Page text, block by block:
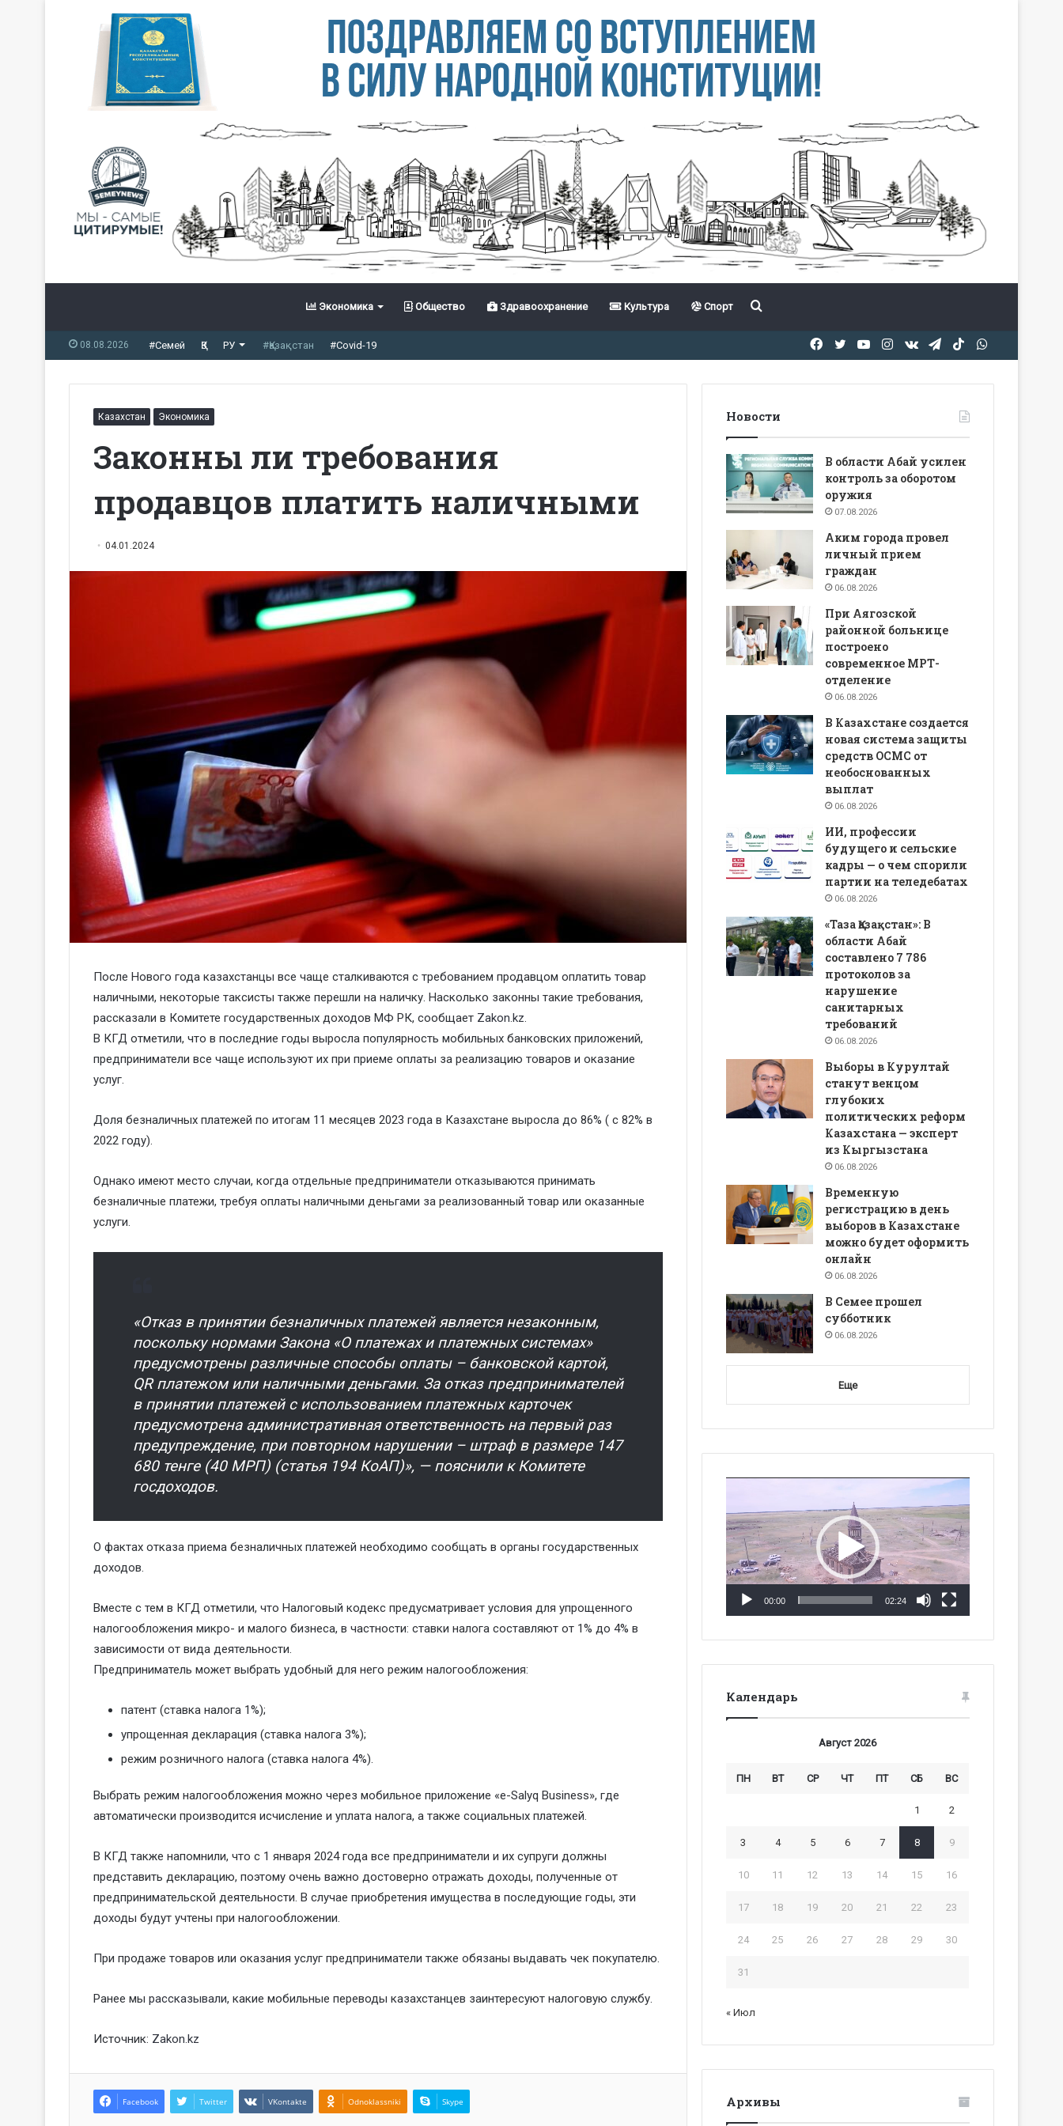
Экономика Общество Здравоохранение Культура Спорт Іздеу
08.08.2026 #Семей ҚЗ РУ #Қазақстан #Covid-19 TikTok
Telegram
vk.com
Instagram
YouTube
Twitter
Facebook
Казахстан Экономика
Законны ли требования
продавцов платить наличными
04.01.2024
После Нового года казахстанцы все чаще сталкиваются с требованием продавцом оплатить товар
наличными, некоторые таксисты также перешли на наличку. Насколько законны такие требования,
рассказали в Комитете государственных доходов МФ РК, сообщает Zakon.kz.
В КГД отметили, что в последние годы выросла популярность мобильных банковских приложений,
предприниматели все чаще используют их при приеме оплаты за реализацию товаров и оказание
услуг.
Доля безналичных платежей по итогам 11 месяцев 2023 года в Казахстане выросла до 86% ( с 82% в
2022 году).
Однако имеют место случаи, когда отдельные предприниматели отказываются принимать
безналичные платежи, требуя оплаты наличными деньгами за реализованный товар или оказанные
услуги.
«Отказ в принятии безналичных платежей является незаконным,
поскольку нормами Закона «О платежах и платежных системах»
предусмотрены различные способы оплаты – банковской картой,
QR платежом или наличными деньгами. За отказ предпринимателей
в принятии платежей с использованием платежных карточек
предусмотрена административная ответственность на первый раз
предупреждение, при повторном нарушении – штраф в размере 147
680 тенге (40 МРП) (статья 194 КоАП)», — пояснили к Комитете
госдоходов.
О фактах отказа приема безналичных платежей необходимо сообщать в органы государственных
доходов.
Вместе с тем в КГД отметили, что Налоговый кодекс предусматривает условия для упрощенного
налогообложения микро- и малого бизнеса, в частности: ставки налога составляют от 1% до 4% в
зависимости от вида деятельности.
Предприниматель может выбрать удобный для него режим налогообложения:
патент (ставка налога 1%);
упрощенная декларация (ставка налога 3%);
режим розничного налога (ставка налога 4%).
Выбрать режим налогообложения можно через мобильное приложение «е-Salyq Business», где
автоматически производится исчисление и уплата налога, а также социальных платежей.
В КГД также напомнили, что с 1 января 2024 года все предприниматели и их супруги должны
представить декларацию, поэтому очень важно достоверно отражать доходы, полученные от
предпринимательской деятельности. В случае приобретения имущества в последующие годы, эти
доходы будут учтены при налогообложении.
При продаже товаров или оказания услуг предприниматели также обязаны выдавать чек покупателю.
Ранее мы рассказывали, какие мобильные переводы казахстанцев заинтересуют налоговую службу.
Источник: Zakon.kz
Facebook Twitter VKontakte Odnoklassniki Skype
Новости
В области Абай усилен
контроль за оборотом
оружия
07.08.2026
Аким города провел
личный прием
граждан
06.08.2026
При Аягозской
районной больнице
построено
современное МРТ-
отделение
06.08.2026
В Казахстане создается
новая система защиты
средств ОСМС от
необоснованных
выплат
06.08.2026
ИИ, профессии
будущего и сельские
кадры — о чем спорили
партии на теледебатах
06.08.2026
«Таза Қазақстан»: В
области Абай
составлено 7 786
протоколов за
нарушение
санитарных
требований
06.08.2026
Выборы в Курултай
станут венцом
глубоких
политических реформ
Казахстана — эксперт
из Кыргызстана
06.08.2026
Временную
регистрацию в день
выборов в Казахстане
можно будет оформить
онлайн
06.08.2026
В Семее прошел
субботник
06.08.2026
Еще
00:00 02:24
Календарь
Август 2026
ПН ВТ СР ЧТ ПТ СБ ВС
1 2
3 4 5 6 7 8 9
10 11 12 13 14 15 16
17 18 19 20 21 22 23
24 25 26 27 28 29 30
31
« Июл
Архивы